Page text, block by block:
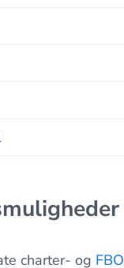
charter- og FBO